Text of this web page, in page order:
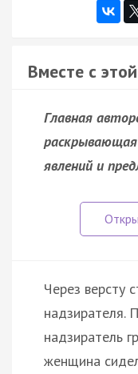
Вместе с
Главная
явлений и
Через версту
надзирателя.
надзиратель
женщина